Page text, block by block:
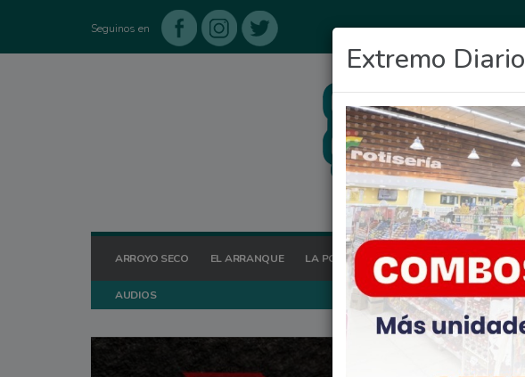
Seguinos en
ARROYO SECO EL ARRANQUE LA POSTA HOY OCIO DEPORTES
AUDIOS
Extremo Diario